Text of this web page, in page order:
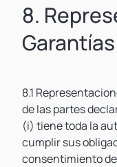
8.
8.1
de las partes
(i) tiene toda la
cumplir sus
consentimiento